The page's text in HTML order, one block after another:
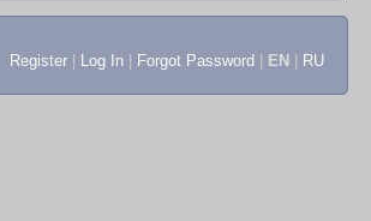
Register Log In Forgot Password EN RU